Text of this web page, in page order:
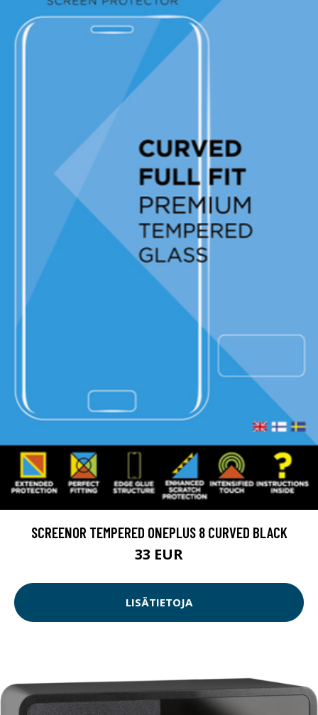
SCREENOR TEMPERED ONEPLUS 8 CURVED BLACK
33 EUR
LISÄTIETOJA